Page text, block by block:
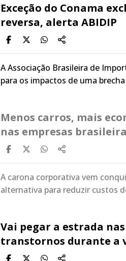
Exceção do Conama
reversa, alerta ABIDIP
A Associação Brasileira de
para os impactos de uma
Menos carros, mais
nas empresas
A carona corporativa vem
alternativa para reduzir custos
Vai pegar a estrada
transtornos durante a